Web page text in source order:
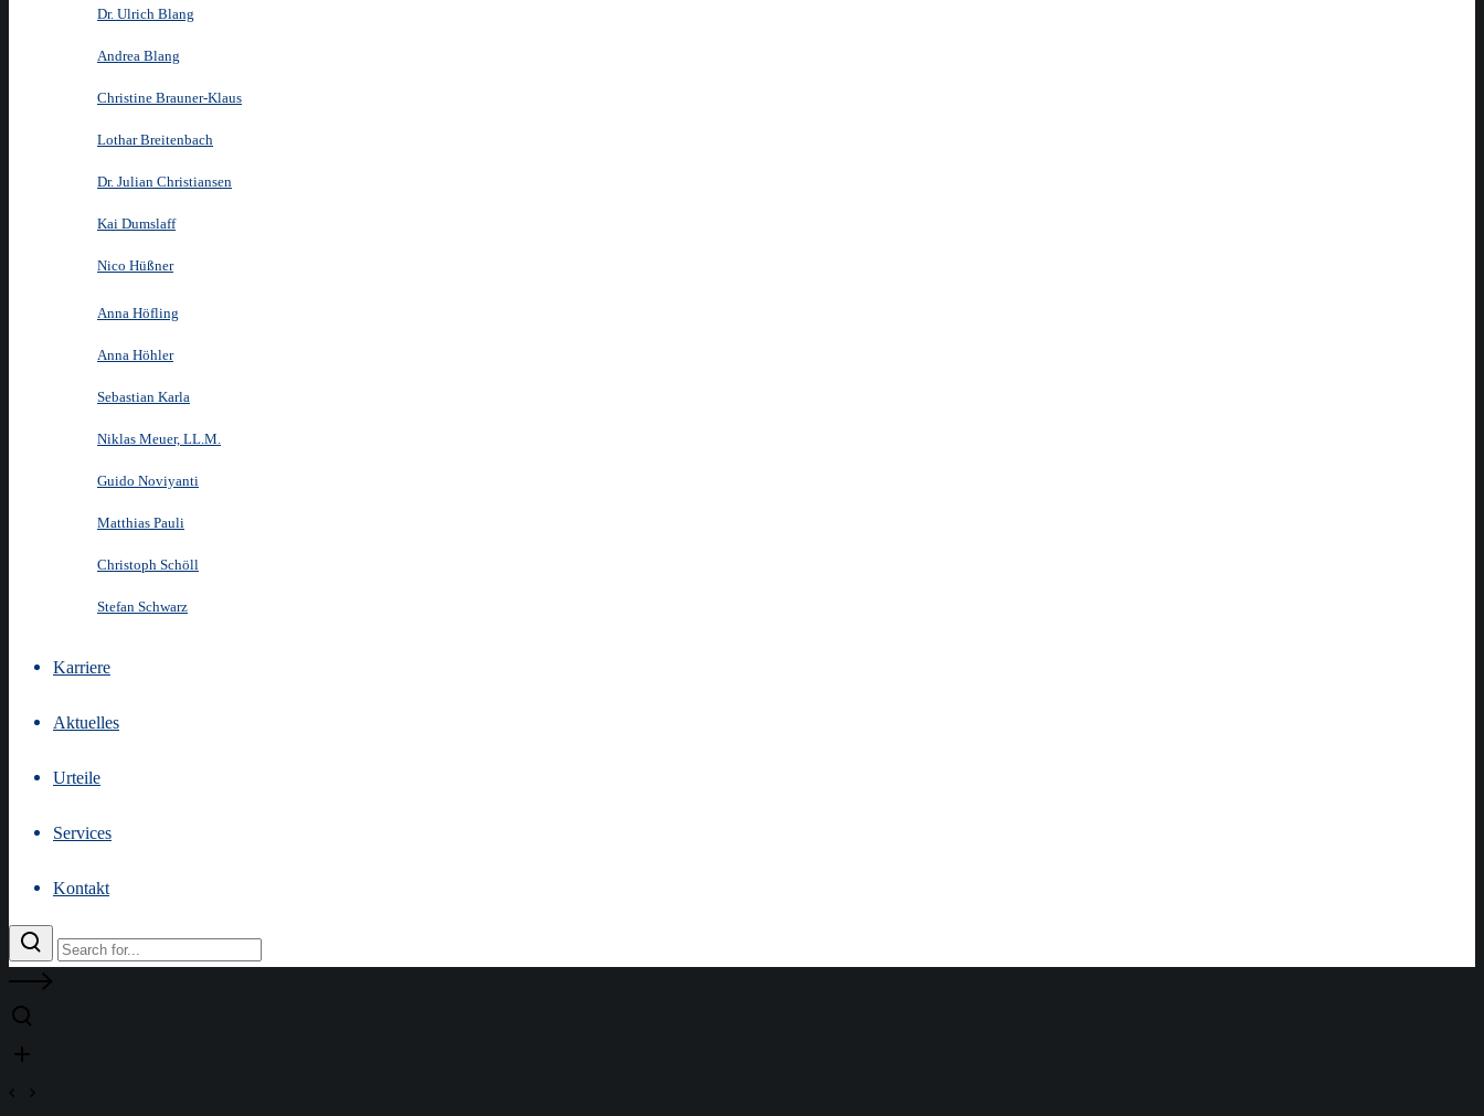
Dr. Ulrich Blang
Andrea Blang
Christine Brauner-Klaus
Lothar Breitenbach
Dr. Julian Christiansen
Kai Dumslaff
Nico Hüßner
Anna Höfling
Anna Höhler
Sebastian Karla
Niklas Meuer, LL.M.
Guido Noviyanti
Matthias Pauli
Christoph Schöll
Stefan Schwarz
Karriere
Aktuelles
Urteile
Services
Kontakt